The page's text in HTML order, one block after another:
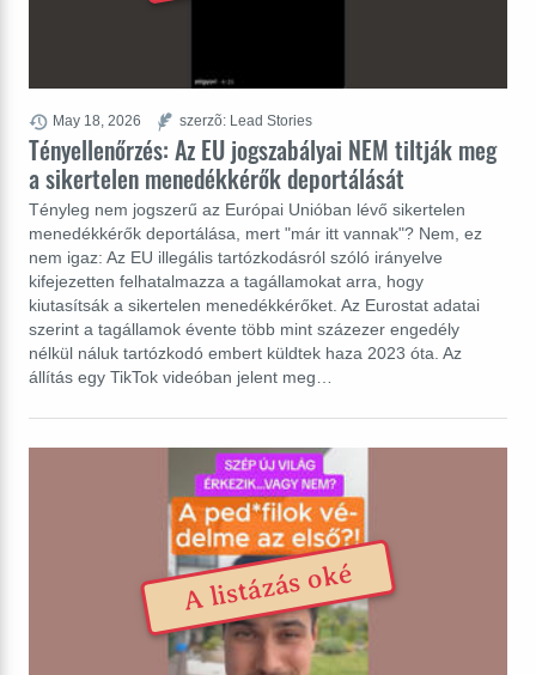
Tényellenőrzés: Az EU jogszabályai NEM tiltják meg
a sikertelen menedékkérők deportálását
Tényleg nem jogszerű az Európai Unióban lévő sikertelen
menedékkérők deportálása, mert "már itt vannak"? Nem, ez
nem igaz: Az EU illegális tartózkodásról szóló irányelve
kifejezetten felhatalmazza a tagállamokat arra, hogy
kiutasítsák a sikertelen menedékkérőket. Az Eurostat adatai
szerint a tagállamok évente több mint százezer engedély
nélkül náluk tartózkodó embert küldtek haza 2023 óta. Az
állítás egy TikTok videóban jelent meg…
May 18, 2026 szerzõ: Lead Stories
A listázás oké